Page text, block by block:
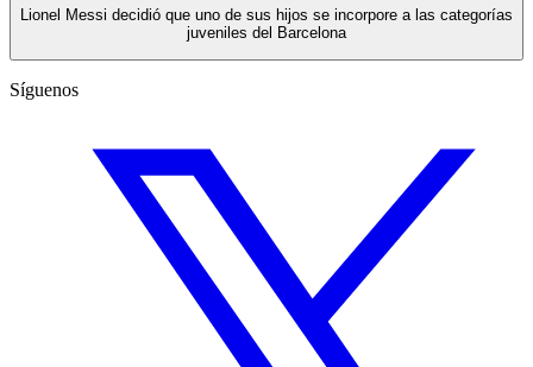
Lionel Messi decidió que uno de sus hijos se incorpore a las categorías
juveniles del Barcelona
Síguenos